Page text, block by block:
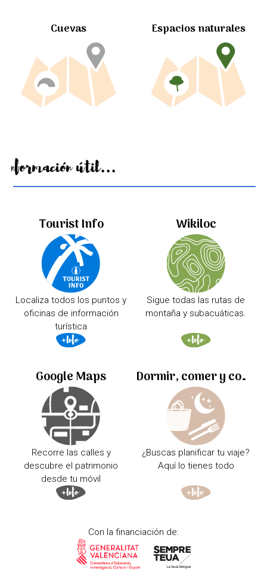
Cuevas Espacios naturales
Información útil...
Tourist Info
Localiza todos los puntos y
oficinas de información
turística
Wikiloc
Sigue todas las rutas de
montaña y subacuáticas.
Google Maps
Recorre las calles y
descubre el patrimonio
desde tu móvil
Dormir, comer y comprar
¿Buscas planificar tu viaje?
Aquí lo tienes todo
Con la financiación de: